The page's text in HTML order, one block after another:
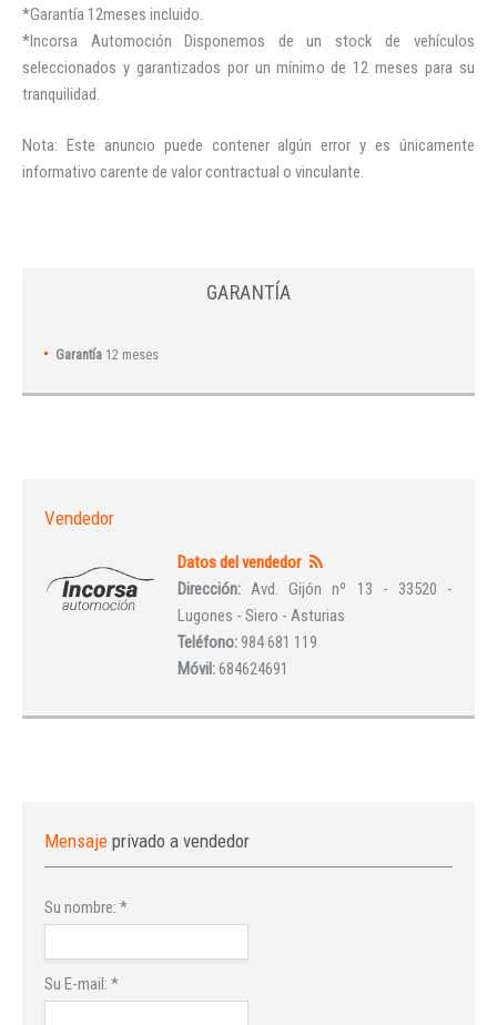
*Garantía 12meses incluido.
*Incorsa Automoción Disponemos de un stock de vehículos
seleccionados y garantizados por un mínimo de 12 meses para su
tranquilidad.
Nota: Este anuncio puede contener algún error y es únicamente
informativo carente de valor contractual o vinculante.
GARANTÍA
Garantía 12 meses
Vendedor
Datos del vendedor
Dirección:Avd. Gijón nº 13 - 33520 -
Lugones - Siero - Asturias
Teléfono:984 681 119
Móvil:684624691
Mensaje privado a vendedor
Su nombre: *
Su E-mail: *